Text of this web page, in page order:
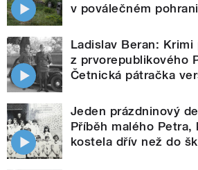
v poválečném
Ladislav Beran: Krimi
z prvorepublikového
Četnická pátračka
Jeden prázdninový
Příběh malého
kostela dřív než do